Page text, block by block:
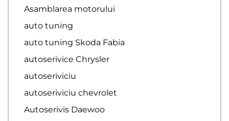
Asamblarea motorului
auto tuning
auto tuning Skoda Fabia
autoserivice Chrysler
autoseriviciu
autoseriviciu chevrolet
Autoserivis Daewoo